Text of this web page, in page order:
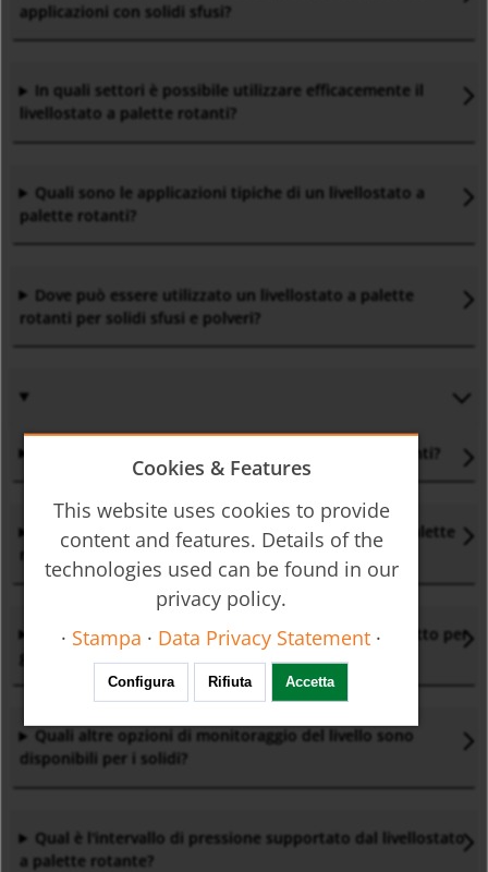
applicazioni con solidi sfusi?
In quali settori è possibile utilizzare efficacemente il
livellostato a palette rotanti?
Quali sono le applicazioni tipiche di un livellostato a
palette rotanti?
Dove può essere utilizzato un livellostato a palette
rotanti per solidi sfusi e polveri?
Quali sono i vantaggi del livellostato a paletta rotanti?
In che modo la progettazione di un livellostato a palette
rotanti contribuisce alla longevità del motore?
Un livellostato a paletta rotante è un sostituto adatto per
gli interruttori a paletta rotante standard?
Quali altre opzioni di monitoraggio del livello sono
disponibili per i solidi ?
Qual è l'intervallo di pressione supportato dal livellostato
a palette rotante?
Cookies & Features
This website uses cookies to provide
content and features. Details of the
technologies used can be found in our
privacy policy.
· Stampa · Data Privacy Statement ·
Configura Rifiuta Accetta